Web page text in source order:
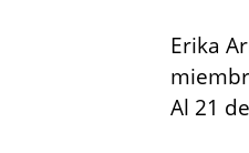
Erika
Al 21